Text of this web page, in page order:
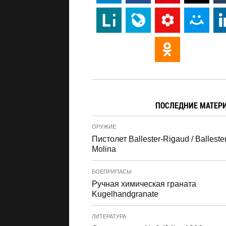
ПОСЛЕДНИЕ
ОРУЖИЕ
Пистолет Ballester-Rigaud /
Molina
БОЕПРИПАСЫ
Ручная химическая граната
Kugelhandgranate
ЛИТЕРАТУРА